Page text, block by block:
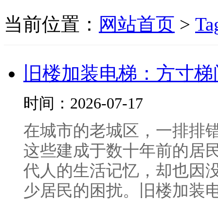
当前位置： 网站首页 >
旧楼加装电梯：方寸
时间：2026-07-17
在城市的老城区，一排排
这些建成于数十年前的居
代人的生活记忆，却也因
少居民的困扰。旧楼加装